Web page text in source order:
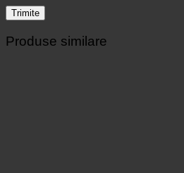
Produse similare